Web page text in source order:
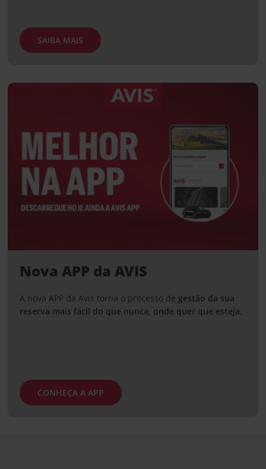
SAIBA MAIS
Nova APP da AVIS
A nova APP da Avis torna o processo de gestão da sua
reserva mais fácil do que nunca, onde quer que esteja.
CONHEÇA A APP